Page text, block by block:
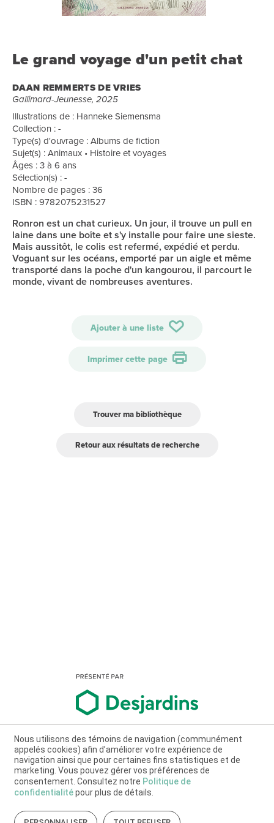
Le grand voyage d'un petit chat
DAAN REMMERTS DE VRIES
Gallimard-Jeunesse, 2025
Illustrations de : Hanneke Siemensma
Collection : -
Type(s) d'ouvrage : Albums de fiction
Sujet(s) : Animaux • Histoire et voyages
Âges : 3 à 6 ans
Sélection(s) : -
Nombre de pages : 36
ISBN : 9782075231527
Ronron est un chat curieux. Un jour, il trouve un pull en
laine dans une boîte et s'y installe pour faire une sieste.
Mais aussitôt, le colis est refermé, expédié et perdu.
Voguant sur les océans, emporté par un aigle et même
transporté dans la poche d'un kangourou, il parcourt le
monde, vivant de nombreuses aventures.
Ajouter à une liste
Imprimer cette page
Trouver ma bibliothèque
Retour aux résultats de recherche
Nous utilisons des témoins de navigation (communément
appelés cookies) afin d’améliorer votre expérience de
navigation ainsi que pour certaines fins statistiques et de
marketing. Vous pouvez gérer vos préférences de
consentement. Consultez notre Politique de
confidentialitépour plus de détails.